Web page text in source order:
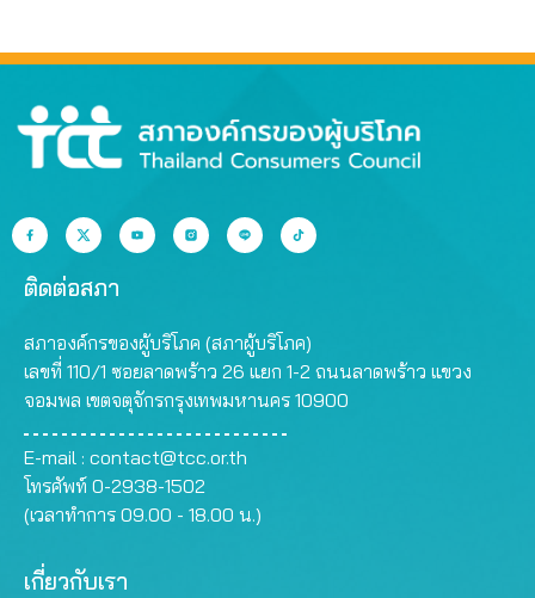
ติดต่อสภา
สภาองค์กรของผู้บริโภค (สภาผู้บริโภค)
เลขที่ 110/1 ซอยลาดพร้าว 26 แยก 1-2 ถนนลาดพร้าว แขวง
จอมพล เขตจตุจักรกรุงเทพมหานคร 10900
E-mail : contact@tcc.or.th
โทรศัพท์ 0-2938-1502
(เวลาทำการ 09.00 - 18.00 น.)
เกี่ยวกับเรา